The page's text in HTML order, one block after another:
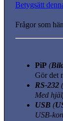
Betygsätt
Frågor som
PiP (
Gör det
RS-232 (
Med
USB (
USB-